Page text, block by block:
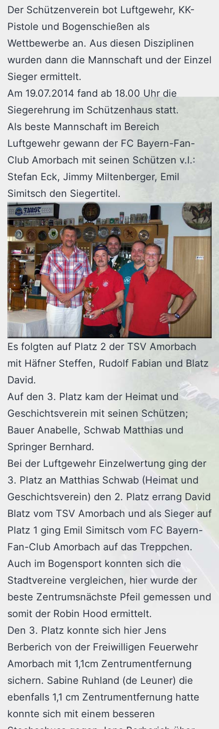
Der Schützenverein bot Luftgewehr, KK-
Pistole und Bogenschießen als
Wettbewerbe an. Aus diesen Disziplinen
wurden dann die Mannschaft und der Einzel
Sieger ermittelt.
Am 19.07.2014 fand ab 18.00 Uhr die
Siegerehrung im Schützenhaus statt.
Als beste Mannschaft im Bereich
Luftgewehr gewann der FC Bayern-Fan-
Club Amorbach mit seinen Schützen v.l.:
Stefan Eck, Jimmy Miltenberger, Emil
Simitsch den Siegertitel.
Es folgten auf Platz 2 der TSV Amorbach
mit Häfner Steffen, Rudolf Fabian und Blatz
David.
Auf den 3. Platz kam der Heimat und
Geschichtsverein mit seinen Schützen;
Bauer Anabelle, Schwab Matthias und
Springer Bernhard.
Bei der Luftgewehr Einzelwertung ging der
3. Platz an Matthias Schwab (Heimat und
Geschichtsverein) den 2. Platz errang David
Blatz vom TSV Amorbach und als Sieger auf
Platz 1 ging Emil Simitsch vom FC Bayern-
Fan-Club Amorbach auf das Treppchen.
Auch im Bogensport konnten sich die
Stadtvereine vergleichen, hier wurde der
beste Zentrumsnächste Pfeil gemessen und
somit der Robin Hood ermittelt.
Den 3. Platz konnte sich hier Jens
Berberich von der Freiwilligen Feuerwehr
Amorbach mit 1,1cm Zentrumentfernung
sichern. Sabine Ruhland (de Leuner) die
ebenfalls 1,1 cm Zentrumentfernung hatte
konnte sich mit einem besseren